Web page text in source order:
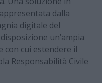
dalla
digitale del
un’ampia
con cui estendere il
Responsabilità Civile